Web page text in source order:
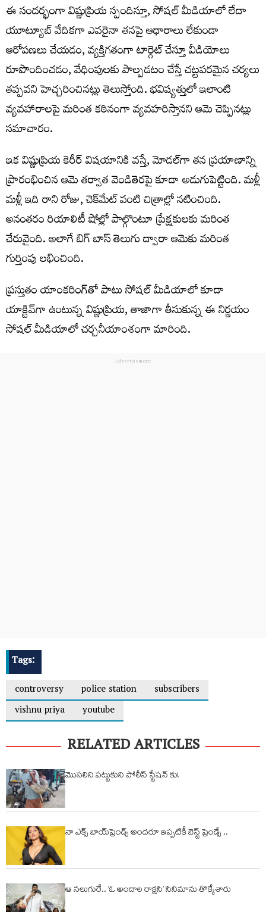
ఈ సందర్భంగా విష్ణుప్రియ స్పందిస్తూ, సోషల్ మీడియాలో లేదా
యూట్యూబ్ వేదికగా ఎవరైనా తనపై ఆధారాలు లేకుండా
ఆరోపణలు చేయడం, వ్యక్తిగతంగా టార్గెట్ చేస్తూ వీడియోలు
రూపొందించడం, వేధింపులకు పాల్పడటం చేస్తే చట్టపరమైన చర్యలు
తప్పవని హెచ్చరించినట్లు తెలుస్తోంది. భవిష్యత్తులో ఇలాంటి
వ్యవహారాలపై మరింత కఠినంగా వ్యవహరిస్తానని ఆమె చెప్పినట్లు
సమాచారం.
ఇక విష్ణుప్రియ కెరీర్ విషయానికి వస్తే, మోడల్‌గా తన ప్రయాణాన్ని
ప్రారంభించిన ఆమె తర్వాత వెండితెరపై కూడా అడుగుపెట్టింది. మ‌ళ్లీ
మ‌ళ్లీ ఇది రాని రోజు, చెక్‌మేట్ వంటి చిత్రాల్లో నటించింది.
అనంతరం రియాలిటీ షోల్లో పాల్గొంటూ ప్రేక్షకులకు మరింత
చేరువైంది. అలాగే బిగ్ బాస్ తెలుగు ద్వారా ఆమెకు మరింత
గుర్తింపు లభించింది.
ప్రస్తుతం యాంకరింగ్‌తో పాటు సోషల్ మీడియాలో కూడా
యాక్టివ్‌గా ఉంటున్న విష్ణుప్రియ, తాజాగా తీసుకున్న ఈ నిర్ణయం
సోషల్ మీడియాలో చర్చనీయాంశంగా మారింది.
Tags:
controversy
police station
subscribers
vishnu priya
youtube
RELATED ARTICLES
మొసలిని పట్టుకుని పోలీస్ స్టేషన్ కు!
నా ఎక్స్ బాయ్‌ఫ్రెండ్స్ అందరూ ఇప్పటికీ బెస్ట్ ఫ్రెండ్సే ..
ఆ న‌లుగురే.. ‘ఓ అందాల రాక్షసి’ సినిమాను తొక్కేశారు